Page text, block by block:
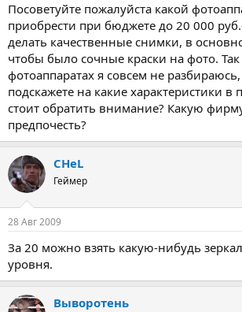
Посоветуйте пожалуйста какой
приобрести при бюджете до 20 000
делать качественные снимки, в
чтобы было сочные краски на фото. Так
фотоаппаратах я совсем не
подскажете на какие характеристики в
стоит обратить внимание? Какую
предпочесть?
CHeL
Геймер
28 Авг 2009
За 20 можно взять какую-нибудь
уровня.
Выворотень